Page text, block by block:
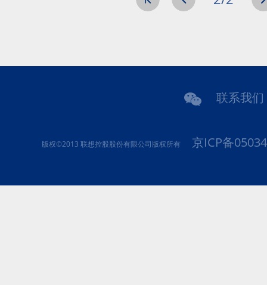
联系我们
版权©2013 联想控股股份有限公司版权所有 京ICP备